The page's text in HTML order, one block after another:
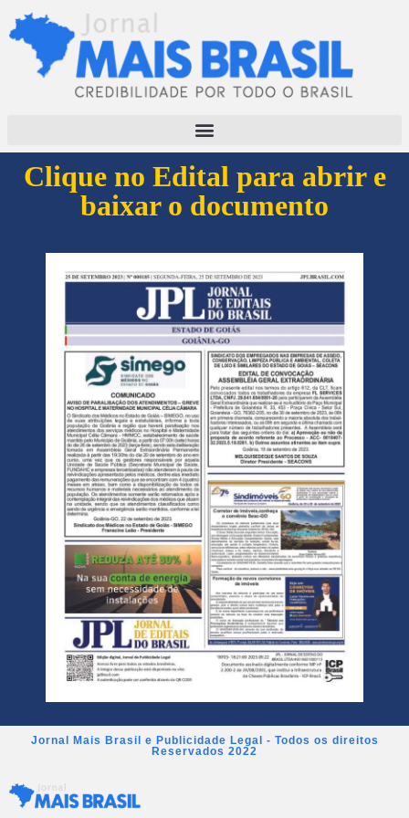
Clique no Edital para abrir e
baixar o documento
Jornal Mais Brasil e Publicidade Legal - Todos os direitos
Reservados 2022